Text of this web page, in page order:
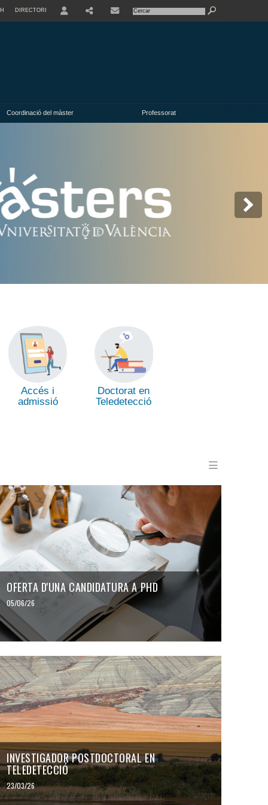
DIRECTORI
Coordinació del màster Professorat
Accés i
admissió
Doctorat en
Teledetecció
Menu
OFERTA D'UNA CANDIDATURA A PHD
05/06/26
INVESTIGADOR POSTDOCTORAL EN
TELEDETECCIÓ
23/03/26